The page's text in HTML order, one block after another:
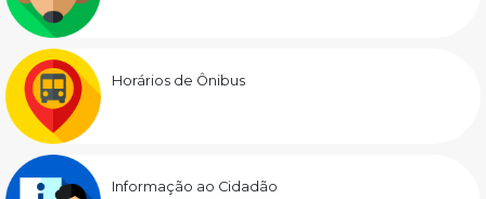
Horários de Ônibus
Informação ao Cidadão